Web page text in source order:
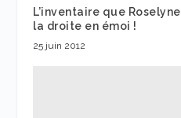
L’inventaire que
la droite en émoi !
25 juin 2012